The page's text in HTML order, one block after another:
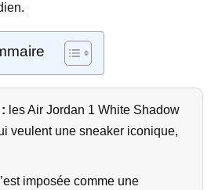
les Air Jordan 1 White Shadow
veulent une sneaker iconique,
imposée comme une